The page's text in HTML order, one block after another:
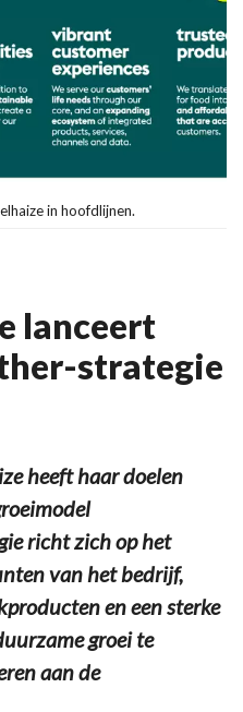
in hoofdlijnen.
lanceert
strategie
heeft haar doelen
richt zich op het
van het bedrijf,
en een sterke
groei te
aan de